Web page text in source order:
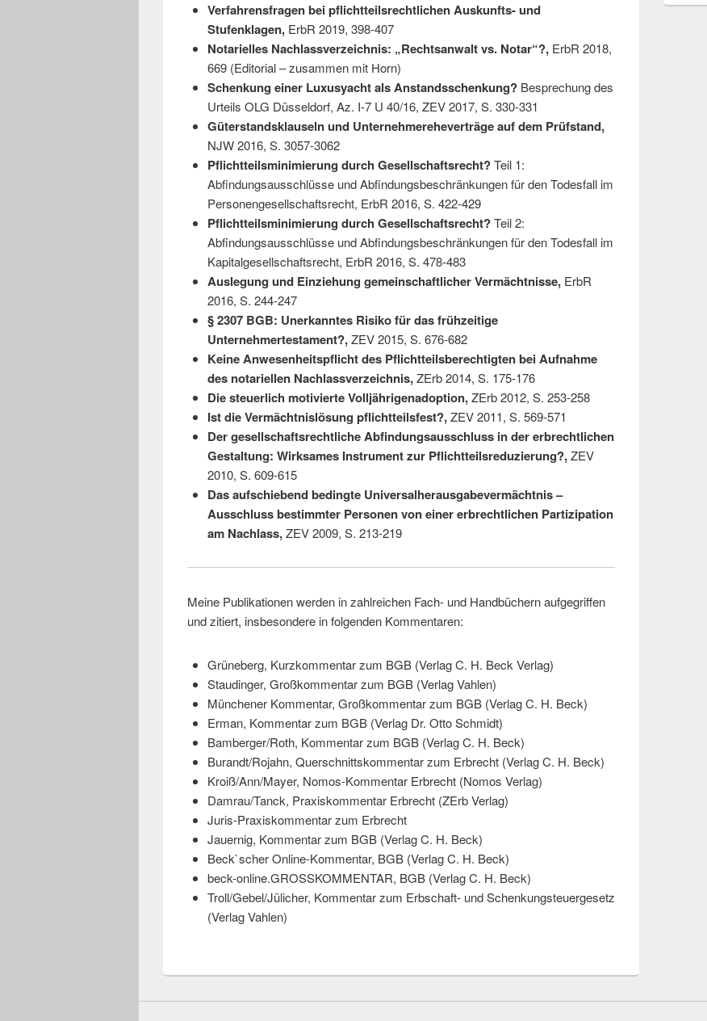
Verfahrensfragen bei pflichtteilsrechtlichen Auskunfts- und
Stufenklagen, ErbR 2019, 398-407
Notarielles Nachlassverzeichnis: „Rechtsanwalt vs. Notar“?, ErbR 2018,
669 (Editorial – zusammen mit Horn)
Schenkung einer Luxusyacht als Anstandsschenkung? Besprechung des
Urteils OLG Düsseldorf, Az. I-7 U 40/16, ZEV 2017, S. 330-331
Güterstandsklauseln und Unternehmereheverträge auf dem Prüfstand,
NJW 2016, S. 3057-3062
Pflichtteilsminimierung durch Gesellschaftsrecht?Teil 1:
Abfindungsausschlüsse und Abfindungsbeschränkungen für den Todesfall im
Personengesellschaftsrecht, ErbR 2016, S. 422-429
Pflichtteilsminimierung durch Gesellschaftsrecht?Teil 2:
Abfindungsausschlüsse und Abfindungsbeschränkungen für den Todesfall im
Kapitalgesellschaftsrecht, ErbR 2016, S. 478-483
Auslegung und Einziehung gemeinschaftlicher Vermächtnisse, ErbR
2016, S. 244-247
§ 2307 BGB: Unerkanntes Risiko für das frühzeitige
Unternehmertestament?,ZEV 2015, S. 676-682
Keine Anwesenheitspflicht des Pflichtteilsberechtigten bei Aufnahme
des notariellen Nachlassverzeichnis,ZErb 2014, S. 175-176
Die steuerlich motivierte Volljährigenadoption,ZErb 2012, S. 253-258
Ist die Vermächtnislösung pflichtteilsfest?,ZEV 2011, S. 569-571
Der gesellschaftsrechtliche Abfindungsausschluss in der erbrechtlichen
Gestaltung: Wirksames Instrument zur Pflichtteilsreduzierung?,ZEV
2010, S. 609-615
Das aufschiebend bedingte Universalherausgabevermächtnis –
Ausschluss bestimmter Personen von einer erbrechtlichen Partizipation
am Nachlass,ZEV 2009, S. 213-219
Meine Publikationen werden in zahlreichen Fach- und Handbüchern aufgegriffen
und zitiert, insbesondere in folgenden Kommentaren:
Grüneberg, Kurzkommentar zum BGB (Verlag C. H. Beck Verlag)
Staudinger, Großkommentar zum BGB (Verlag Vahlen)
Münchener Kommentar, Großkommentar zum BGB (Verlag C. H. Beck)
Erman, Kommentar zum BGB (Verlag Dr. Otto Schmidt)
Bamberger/Roth, Kommentar zum BGB (Verlag C. H. Beck)
Burandt/Rojahn, Querschnittskommentar zum Erbrecht (Verlag C. H. Beck)
Kroiß/Ann/Mayer, Nomos-Kommentar Erbrecht (Nomos Verlag)
Damrau/Tanck, Praxiskommentar Erbrecht (ZErb Verlag)
Juris-Praxiskommentar zum Erbrecht
Jauernig, Kommentar zum BGB (Verlag C. H. Beck)
Beck`scher Online-Kommentar, BGB (Verlag C. H. Beck)
beck-online.GROSSKOMMENTAR, BGB (Verlag C. H. Beck)
Troll/Gebel/Jülicher, Kommentar zum Erbschaft- und Schenkungsteuergesetz
(Verlag Vahlen)